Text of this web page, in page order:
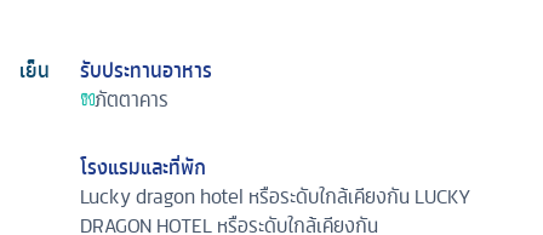
เย็น
รับประทานอาหาร
ภัตตาคาร
โรงแรมและที่พัก
Lucky dragon hotel หรือระดับใกล้เคียงกัน LUCKY
DRAGON HOTEL หรือระดับใกล้เคียงกัน